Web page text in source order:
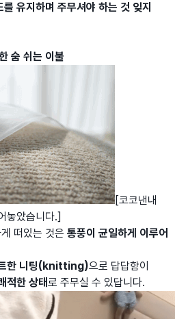
유지하며 주무셔야 하는 것 잊지
숨 쉬는 이불
[코코낸내
놓았습니다.]
떠있는 것은 통풍이 균일하게 이루어
한 니팅(knitting)으로 답답함이
적한 상태로 주무실 수 있답니다.